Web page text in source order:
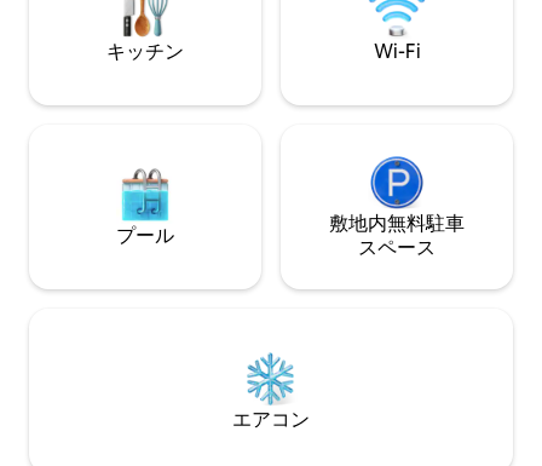
SONOが設置されています。VRBOには掲
載されていません
キッチン Wi-Fi
プール
敷地内無料駐⁠車
ス⁠ペ⁠ー⁠ス
エアコン